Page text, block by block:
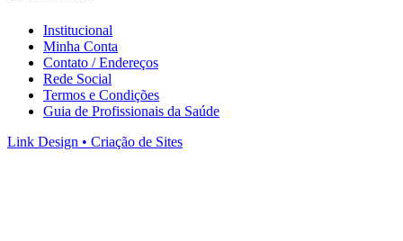
Institucional
Minha Conta
Contato / Endereços
Rede Social
Termos e Condições
Guia de Profissionais da Saúde
Link Design • Criação de Sites